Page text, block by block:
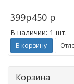
399p450 p
В наличии: 1 шт.
В корзину
Корзина